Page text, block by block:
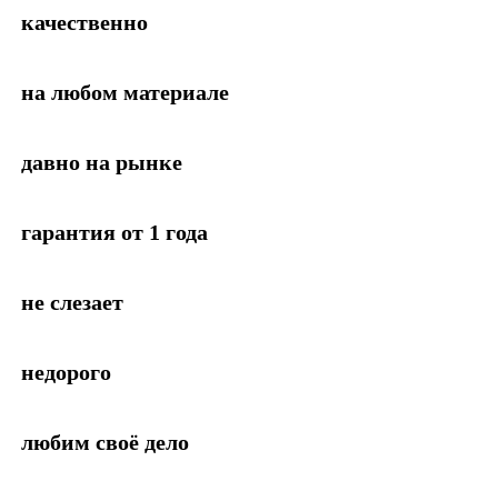
качественно
на любом материале
давно на рынке
гарантия от 1 года
не слезает
недорого
любим своё дело